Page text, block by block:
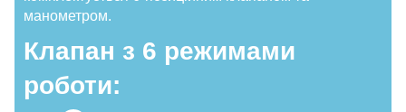
манометром.
Клапан з 6 режимами
роботи: